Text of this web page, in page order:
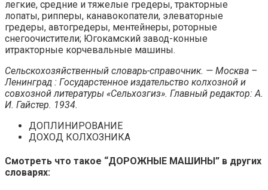
легкие, средние и тяжелые гредеры, тракторные
лопаты, рипперы, канавокопатели, элеваторные
гредеры, автогредеры, ментейнеры, роторные
снегоочистители; Югокамский завод-конные
итракторные корчевальные машины.
Сельскохозяйственный словарь-справочник. — Москва –
Ленинград : Государстенное издательство колхозной и
совхозной литературы «Сельхозгиз». Главный редактор: А.
И. Гайстер. 1934.
ДОПЛИНИРОВАНИЕ
ДОХОД КОЛХОЗНИКА
Смотреть что такое “ДОРОЖНЫЕ МАШИНЫ” в других
словарях: